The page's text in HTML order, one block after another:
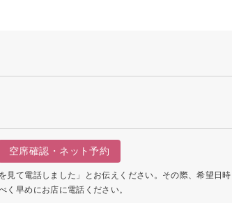
空席確認・ネット予約
見て電話しました」とお伝えください。その際、希望日
く早めにお店に電話ください。